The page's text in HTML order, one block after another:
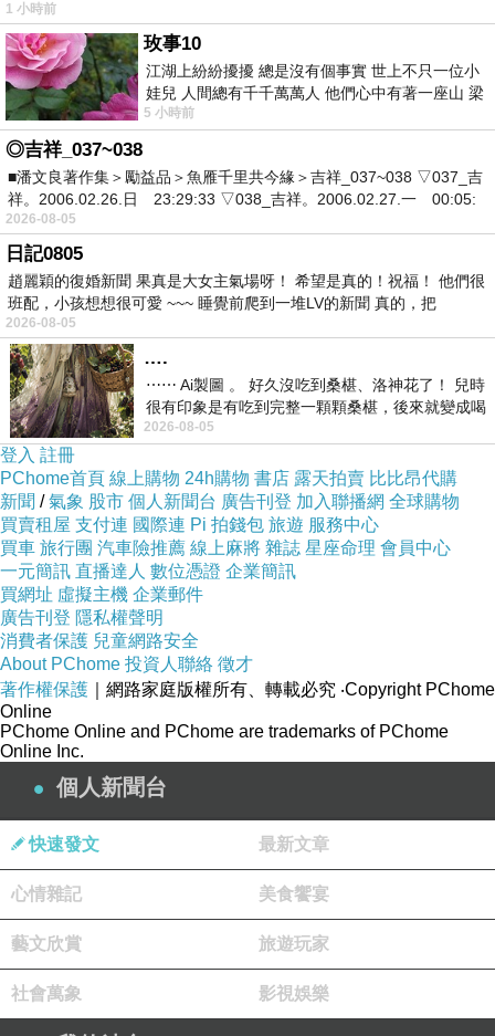
1 小時前
玫事10
江湖上紛紛擾擾 總是沒有個事實 世上不只一位小
娃兒 人間總有千千萬萬人 他們心中有著一座山 梁
山佛山泰華衡恆嵩 一山之高
5 小時前
◎吉祥_037~038
■潘文良著作集＞勵益品＞魚雁千里共今緣＞吉祥_037~038 ▽037_吉
祥。2006.02.26.日 23:29:33 ▽038_吉祥。2006.02.27.一 00:05:
2026-08-05
日記0805
趙麗穎的復婚新聞 果真是大女主氣場呀！ 希望是真的！祝福！ 他們很
班配，小孩想想很可愛 ~~~ 睡覺前爬到一堆LV的新聞 真的，把
2026-08-05
….
⋯⋯ Ai製圖 。 好久沒吃到桑椹、洛神花了！ 兒時
很有印象是有吃到完整一顆顆桑椹，後來就變成喝
桑椹汁。 現在是連喝都沒喝
2026-08-05
登入 註冊
PChome首頁 線上購物 24h購物 書店 露天拍賣 比比昂代購
新聞 /氣象 股市 個人新聞台 廣告刊登 加入聯播網 全球購物
買賣租屋 支付連 國際連 Pi 拍錢包 旅遊 服務中心
買車 旅行團 汽車險推薦 線上麻將 雜誌 星座命理 會員中心
一元簡訊 直播達人 數位憑證 企業簡訊
買網址 虛擬主機 企業郵件
廣告刊登 隱私權聲明
消費者保護 兒童網路安全
About PChome 投資人聯絡 徵才
著作權保護 ｜網路家庭版權所有、轉載必究 ‧Copyright PChome
Online
PChome Online and PChome are trademarks of PChome
Online Inc.
個人新聞台
快速發文 最新文章
心情雜記 美食饗宴
藝文欣賞 旅遊玩家
社會萬象 影視娛樂